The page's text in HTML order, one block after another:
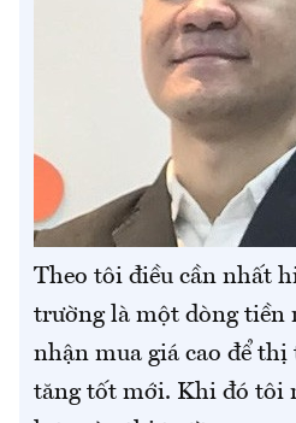
Theo tôi điều cần nhất
trường là một dòng tiền
nhận mua giá cao để
tăng tốt mới. Khi đó tôi